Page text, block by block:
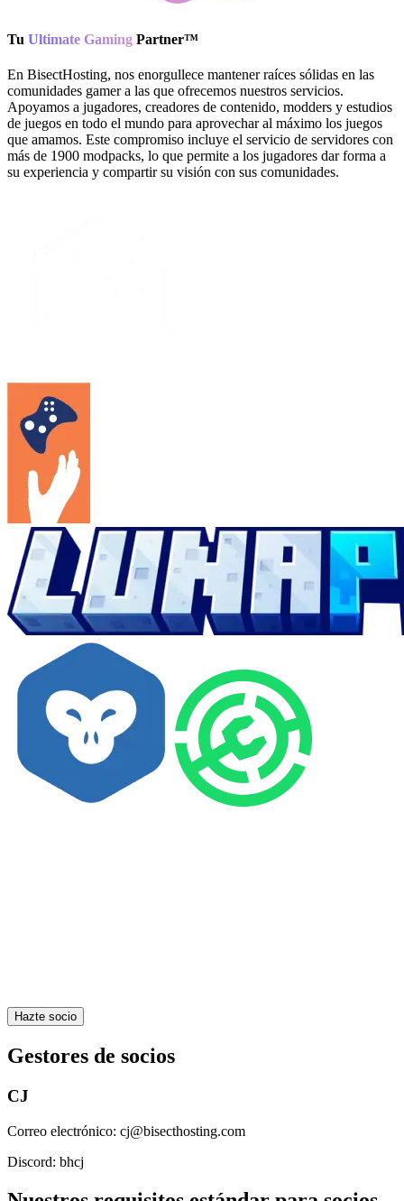
Tu Ultimate Gaming Partner™
En BisectHosting, nos enorgullece mantener raíces sólidas en las
comunidades gamer a las que ofrecemos nuestros servicios.
Apoyamos a jugadores, creadores de contenido, modders y estudios
de juegos en todo el mundo para aprovechar al máximo los juegos
que amamos. Este compromiso incluye el servicio de servidores con
más de 1900 modpacks, lo que permite a los jugadores dar forma a
su experiencia y compartir su visión con sus comunidades.
Hazte socio
Gestores de socios
CJ
Correo electrónico: cj@bisecthosting.com
Discord: bhcj